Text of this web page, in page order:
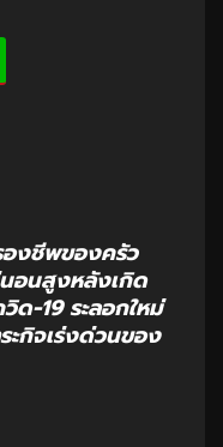
งชีพของครัว
อนสูงหลังเกิด
ด-19 ระลอกใหม่
ะกิจเร่งด่วนของ